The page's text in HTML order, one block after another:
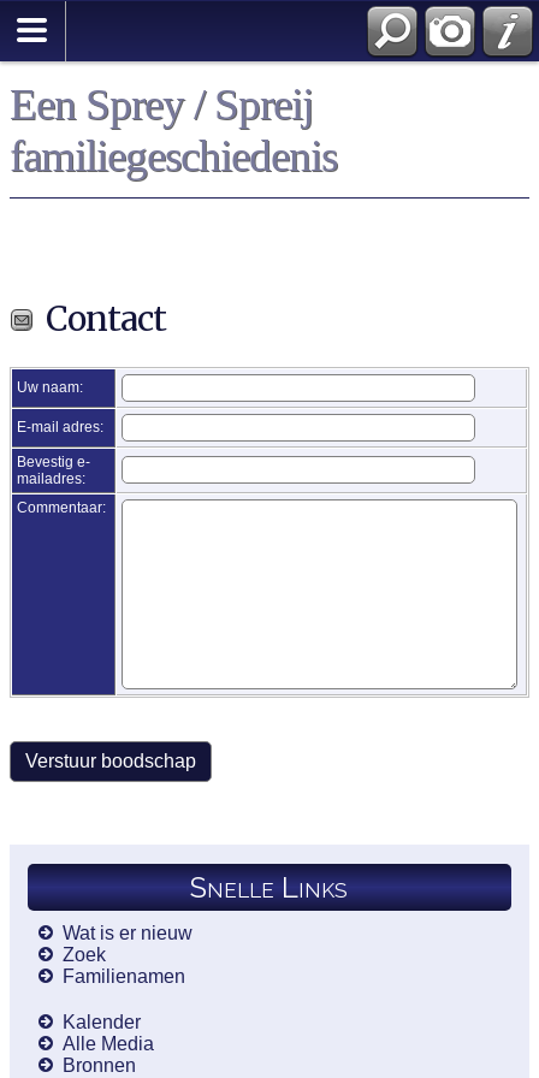
Een Sprey / Spreij
familiegeschiedenis
Contact
Uw naam:
E-mail adres:
Bevestig e-
mailadres:
Commentaar:
Snelle Links
Wat is er nieuw
Zoek
Familienamen
Kalender
Alle Media
Bronnen